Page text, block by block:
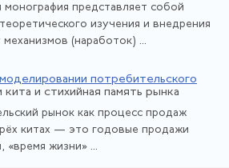
монография представляет собой
изучения и внедрения
механизмов (наработок) ...
потребительского
кита и стихийная память рынка
рынок как процесс продаж
китах — это годовые продажи
«время жизни» ...